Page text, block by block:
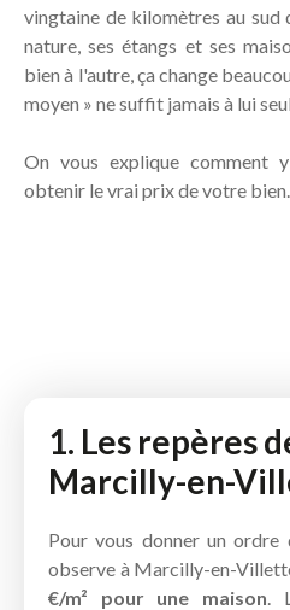
vingtaine de kilomètres au sud
nature, ses étangs et ses
bien à l'autre, ça change
moyen » ne suffit jamais à lui
On vous explique comment
obtenir le vrai prix de votre bien.
1. Les repères
Marcilly-en-
Pour vous donner un
observe à Marcilly-en-
€/m² pour une maison.